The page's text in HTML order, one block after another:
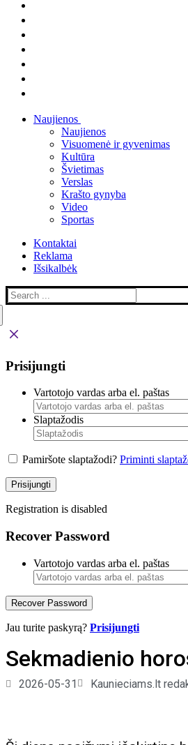
Naujienos
Naujienos
Visuomenė ir gyvenimas
Kultūra
Švietimas
Verslas
Krašto gynyba
Video
Sportas
Kontaktai
Reklama
Išsikalbėk
Prisijungti
Vartotojo vardas arba el. paštas
Slaptažodis
Pamiršote slaptažodi? Priminti
Prisijungti
Registration is disabled
Recover Password
Vartotojo vardas arba el. paštas
Recover Password
Jau turite paskyrą? Prisijungti
Sekmadienio
2026-05-31 Kaunieciams.lt